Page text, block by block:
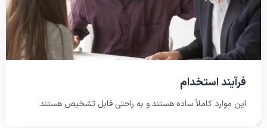
فرآیند استخدام
این موارد کاملاً ساده هستند و به راحتی قابل تشخیص هستند.